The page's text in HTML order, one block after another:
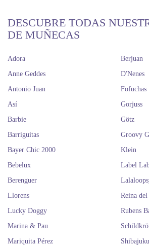
DESCUBRE TODAS
DE MUÑECAS
Adora
Anne Geddes
Antonio Juan
Así
Barbie
Barriguitas
Bayer Chic 2000
Bebelux
Berenguer
Berjuan
D'Nenes
Fofuchas
Gorjuss
Götz
Groovy
Klein
Label
Llorens
Lucky Doggy
Marina & Pau
Mariquita Pérez
Reina
Rubens
Shibajuku